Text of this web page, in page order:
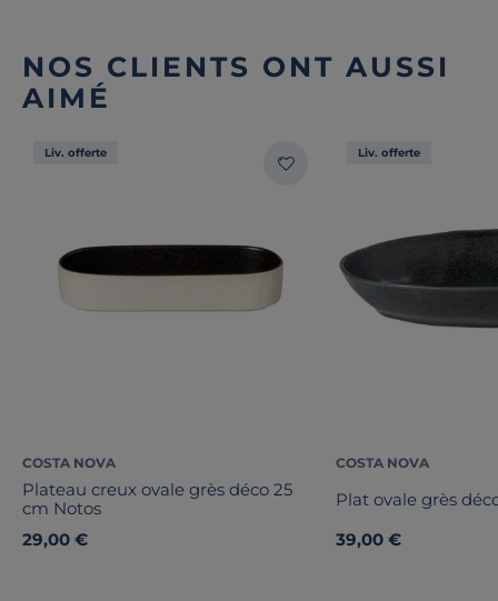
NOS CLIENTS ONT AUSSI
AIMÉ
Liv. offerte
COSTA NOVA
Plateau creux ovale grès déco 25
cm Notos
29,00 €
Liv. offerte
COSTA NOVA
Plat ovale grès
39,00 €